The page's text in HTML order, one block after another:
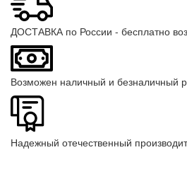
ДОСТАВКА по России - бесплатно
Возможен наличный и безналичный
Надежный отечественный